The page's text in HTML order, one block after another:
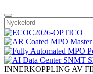
INNERKOPPLING AV